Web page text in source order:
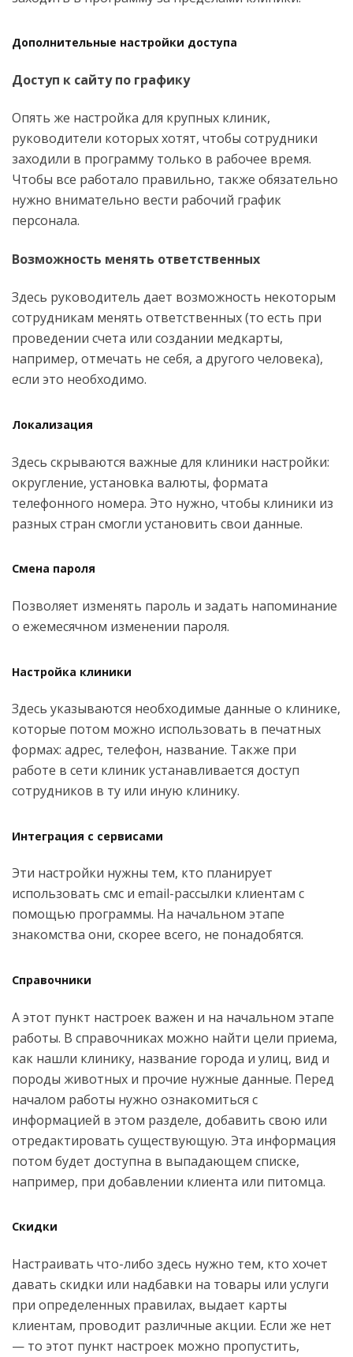
Дополнительные настройки доступа
Доступ к сайту по графику
Опять же настройка для крупных клиник,
руководители которых хотят, чтобы сотрудники
заходили в программу только в рабочее время.
Чтобы все работало правильно, также обязательно
нужно внимательно вести рабочий график
персонала.
Возможность менять ответственных
Здесь руководитель дает возможность некоторым
сотрудникам менять ответственных (то есть при
проведении счета или создании медкарты,
например, отмечать не себя, а другого человека),
если это необходимо.
Локализация
Здесь скрываются важные для клиники настройки:
округление, установка валюты, формата
телефонного номера. Это нужно, чтобы клиники из
разных стран смогли установить свои данные.
Смена пароля
Позволяет изменять пароль и задать напоминание
о ежемесячном изменении пароля.
Настройка клиники
Здесь указываются необходимые данные о клинике,
которые потом можно использовать в печатных
формах: адрес, телефон, название. Также при
работе в сети клиник устанавливается доступ
сотрудников в ту или иную клинику.
Интеграция с сервисами
Эти настройки нужны тем, кто планирует
использовать смс и email-рассылки клиентам с
помощью программы. На начальном этапе
знакомства они, скорее всего, не понадобятся.
Справочники
А этот пункт настроек важен и на начальном этапе
работы. В справочниках можно найти цели приема,
как нашли клинику, название города и улиц, вид и
породы животных и прочие нужные данные. Перед
началом работы нужно ознакомиться с
информацией в этом разделе, добавить свою или
отредактировать существующую. Эта информация
потом будет доступна в выпадающем списке,
например, при добавлении клиента или питомца.
Скидки
Настраивать что-либо здесь нужно тем, кто хочет
давать скидки или надбавки на товары или услуги
при определенных правилах, выдает карты
клиентам, проводит различные акции. Если же нет
— то этот пункт настроек можно пропустить,